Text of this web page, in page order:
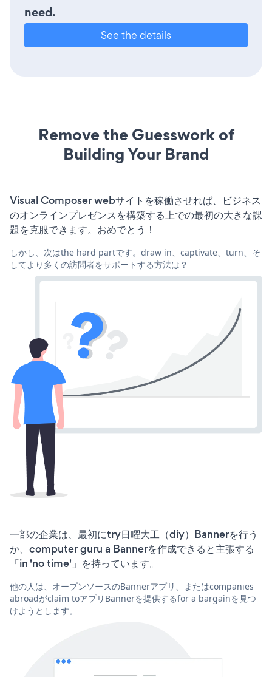
need.
See the details
Remove the Guesswork of
Building Your Brand
Visual Composer webサイトを稼働させれば、ビジネス
のオンラインプレゼンスを構築する上での最初の大きな課
題を克服できます。おめでとう！
しかし、次はthe hard partです。draw in、captivate、turn、そ
してより多くの訪問者をサポートする方法は？
一部の企業は、最初にtry日曜大工（diy）Bannerを行う
か、computer guru a Bannerを作成できると主張する
「in 'no time'」を持っています。
他の人は、オープンソースのBannerアプリ、またはcompanies
abroadがclaim toアプリBannerを提供するfor a bargainを見つ
けようとします。